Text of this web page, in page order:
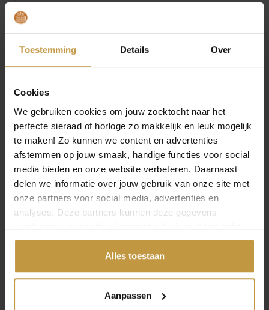
Toestemming Details Over
Cookies
We gebruiken cookies om jouw zoektocht naar het
perfecte sieraad of horloge zo makkelijk en leuk mogelijk
te maken! Zo kunnen we content en advertenties
afstemmen op jouw smaak, handige functies voor social
media bieden en onze website verbeteren. Daarnaast
delen we informatie over jouw gebruik van onze site met
onze partners voor social media, advertenties en
analyses. Deze partners kunnen deze gegevens
combineren met andere informatie die je met hen hebt
gedeeld of die ze hebben verzameld via jouw gebruik van
Alles toestaan
Aanpassen
De Festina Chrono Bike serie f20754 – Altijd oog
voor detail! Bekijk hier alle Chrono Bike horloges.
verzending in Nederland!
Specificaties
Over Festina Horloges
MEER VAN FESTINA HORLOGES